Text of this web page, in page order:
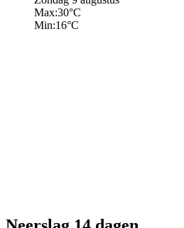
Max:30°C
Min:16°C